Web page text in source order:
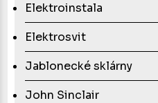
Elektroinstala
Elektrosvit
Jablonecké sklárny
John Sinclair